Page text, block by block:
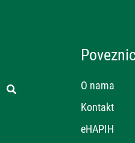
O nama
Kontakt
eHAPIH